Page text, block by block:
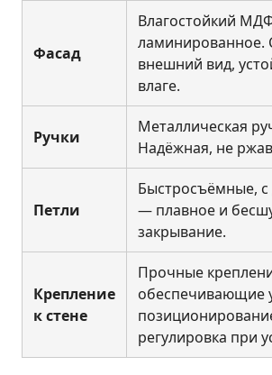
Фасад
Влагостойкий
ламинированное.
внешний вид,
влаге.
Ручки
Металлическая
Надёжная, не
Петли
Быстросъёмные,
— плавное и
закрывание.
Крепление
к стене
Прочные
обеспечивающие
регулировка при